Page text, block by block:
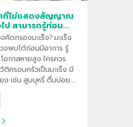
คที่ไม่แสดงสัญญาณ
ป สามารถรู้ก่อน
รับมือได้
คัดกรองมะเร็ง? มะเร็ง
จพบได้ก่อนมีอาการ รู้
โอกาสหายสูง ใครควร
ติครอบครัวเป็นมะเร็ง มี
ง เช่น สูบบุหรี่ ดื่มบ่อย